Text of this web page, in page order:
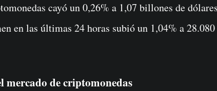
cayó un 0,26% a 1,07 billones de
en las últimas 24 horas subió un 1,04% a
mercado de criptomonedas